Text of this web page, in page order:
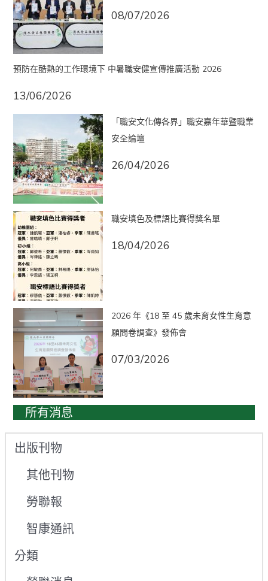
08/07/2026
預防在酷熱的工作環境下 中暑職安健宣傳推廣活動 2026
13/06/2026
「職安文化傳各界」職安嘉年華暨職業
安全論壇
26/04/2026
職安填色及標語比賽得獎名單
18/04/2026
2026 年《18 至 45 歲未育女性生育意
願問卷調查》發佈會
07/03/2026
所有消息
出版刊物
其他刊物
勞聯報
智康通訊
分類